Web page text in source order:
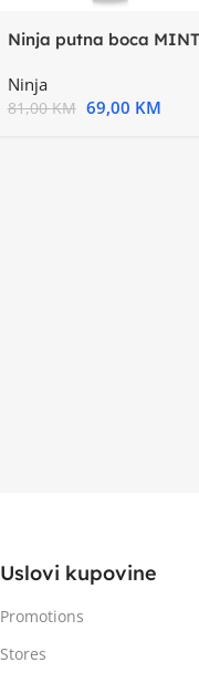
Ninja putna boca
Ninja
81,00KM 69,00 KM
Uslovi kupovine
Promotions
Stores